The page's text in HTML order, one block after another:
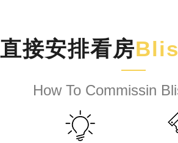
直接安排看房
How To Commissin